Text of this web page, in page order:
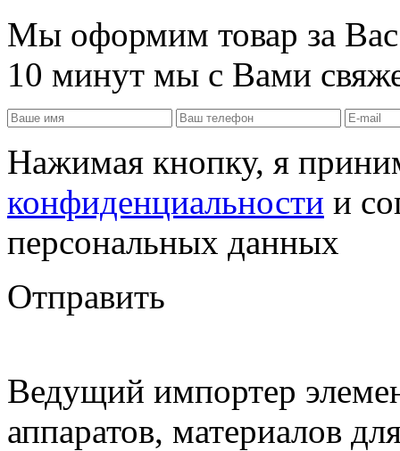
Мы оформим товар за
10 минут мы с Вами
Нажимая кнопку, я
конфиденциальности и
персональных данных
Отправить
Ведущий импортер
аппаратов, материалов